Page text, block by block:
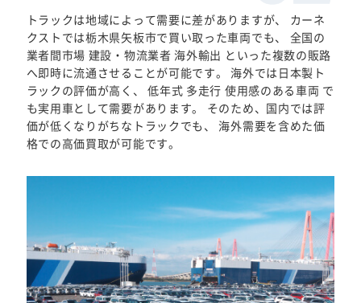
トラックは地域によって需要に差がありますが、 カーネ
クストでは栃木県矢板市で買い取った車両でも、 全国の
業者間市場 建設・物流業者 海外輸出 といった複数の販路
へ即時に流通させることが可能です。 海外では日本製ト
ラックの評価が高く、 低年式 多走行 使用感のある車両 で
も実用車として需要があります。 そのため、国内では評
価が低くなりがちなトラックでも、 海外需要を含めた価
格での高価買取が可能です。